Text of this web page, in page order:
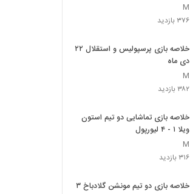
M
۳۷۶ بازدید
خلاصه بازی پرسپولیس و استقلال ۲۲
دی ماه
M
۳۸۲ بازدید
خلاصه بازی تماشایی دو تیم استون
ویلا ۱ - ۴ لیورپول
M
۳۱۶ بازدید
خلاصه بازی دو تیم مونشن گلادباخ ۳